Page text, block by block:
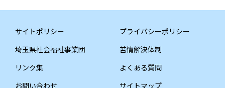
サイトポリシー
プライバシーポリシー
埼玉県社会福祉事業団
苦情解決体制
リンク集
よくある質問
お問い合わせ
サイトマップ